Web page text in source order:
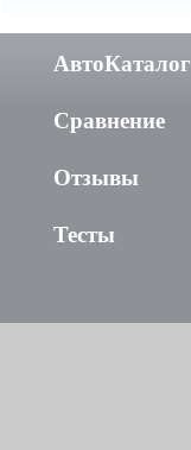
АвтоКаталог
Сравнение
Отзывы
Тесты